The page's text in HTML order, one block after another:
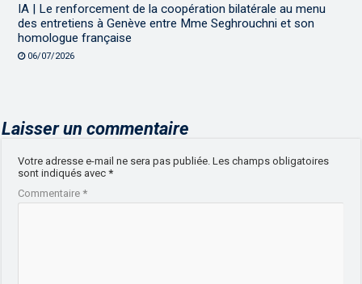
IA | Le renforcement de la coopération bilatérale au menu
des entretiens à Genève entre Mme Seghrouchni et son
homologue française
06/07/2026
Laisser un commentaire
Votre adresse e-mail ne sera pas publiée. Les champs obligatoires
sont indiqués avec*
Commentaire*